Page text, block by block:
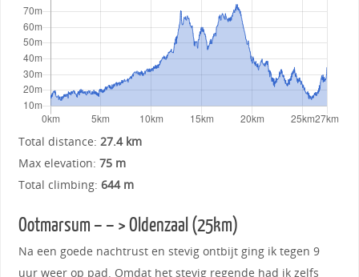
Total distance: 27.4 km
Max elevation: 75 m
Total climbing: 644 m
Ootmarsum – – > Oldenzaal (25km)
Na een goede nachtrust en stevig ontbijt ging ik tegen 9
uur weer op pad. Omdat het stevig regende had ik zelfs